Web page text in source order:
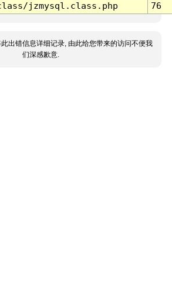
jzmysql.class.php 76
此出错信息详细记录, 由此给您带来的访问不便我
们深感歉意.